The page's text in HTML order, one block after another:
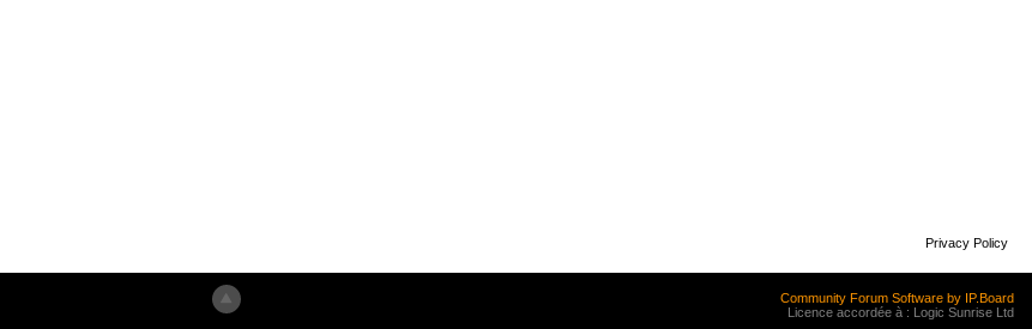
Privacy Policy
Community Forum Software by IP.Board
Licence accordée à : Logic Sunrise Ltd